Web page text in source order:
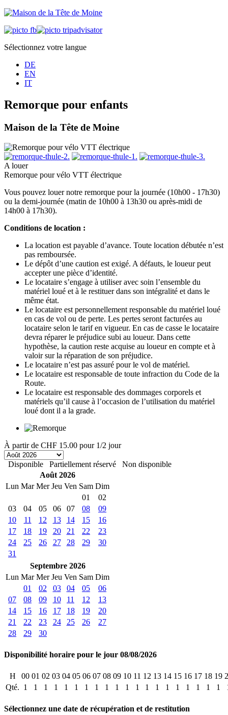
Sélectionnez votre langue
DE
EN
IT
Remorque pour enfants
Maison de la Tête de Moine
A louer
Remorque pour vélo VTT électrique
Vous pouvez louer notre remorque pour la journée (10h00 - 17h30)
ou la demi-journée (matin de 10h00 à 13h30 ou après-midi de
14h00 à 17h30).
Conditions de location :
La location est payable d’avance. Toute location débutée n’est
pas remboursée.
Le dépôt d’une caution est exigé. A défauts, le loueur peut
accepter une pièce d’identité.
Le locataire s’engage à utiliser avec soin l’ensemble du
matériel loué et à le restituer dans son intégralité et dans le
même état.
Le locataire est personnellement responsable du matériel loué
en cas de vol ou de perte. Les pertes seront facturées au
locataire selon le tarif en vigueur. En cas de casse le locataire
devra réparer le préjudice subi au loueur. Dans cette
hypothèse, la caution reste acquise au loueur en compte et à
valoir sur la réparation de son préjudice.
Le locataire n’est pas assuré pour le vol de matériel.
Le locataire est responsable de toute infraction du Code de la
Route.
Le locataire est responsable des dommages corporels et
matériels qu’il cause à l’occasion de l’utilisation du matériel
loué dont il a la grade.
À partir de CHF 15.00 pour 1/2 jour
Disponible Partiellement réservé
Non disponible
Août 2026
Lun Mar Mer Jeu Ven Sam Dim
01
02
03
04 05 06 07 08
09
10
11 12 13 14 15
16
17
18 19 20 21 22
23
24
25 26 27 28 29
30
31
Septembre 2026
Lun Mar Mer Jeu Ven Sam Dim
01
02 03 04 05
06
07
08 09 10 11 12
13
14
15 16 17 18 19
20
21
22 23 24 25 26
27
28
29 30
Disponibilité horaire pour le jour 08/08/2026
H 00 01 02 03 04 05 06 07 08 09 10 11 12 13 14 15 16 17 18 19
Qté. 1 1 1 1 1 1 1 1 1 1 1 1 1 1 1 1 1 1 1 1
Sélectionnez une date de récupération et de restitution